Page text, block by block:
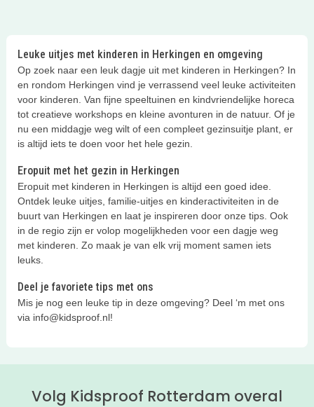
Leuke uitjes met kinderen in Herkingen en omgeving
Op zoek naar een leuk dagje uit met kinderen in Herkingen? In
en rondom Herkingen vind je verrassend veel leuke activiteiten
voor kinderen. Van fijne speeltuinen en kindvriendelijke horeca
tot creatieve workshops en kleine avonturen in de natuur. Of je
nu een middagje weg wilt of een compleet gezinsuitje plant, er
is altijd iets te doen voor het hele gezin.
Eropuit met het gezin in Herkingen
Eropuit met kinderen in Herkingen is altijd een goed idee.
Ontdek leuke uitjes, familie-uitjes en kinderactiviteiten in de
buurt van Herkingen en laat je inspireren door onze tips. Ook
in de regio zijn er volop mogelijkheden voor een dagje weg
met kinderen. Zo maak je van elk vrij moment samen iets
leuks.
Deel je favoriete tips met ons
Mis je nog een leuke tip in deze omgeving? Deel ‘m met ons
via info@kidsproof.nl!
Volg Kidsproof Rotterdam overal